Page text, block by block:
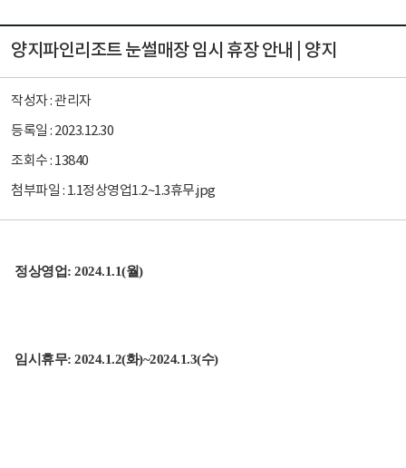
양지파인리조트 눈썰매장 임시 휴장 안내 | 양지
작성자 :관리자
등록일 : 2023.12.30
조회수 : 13840
첨부파일 : 1.1정상영업1.2~1.3휴무.jpg
정상영업: 2024.1.1(월)
임시휴무: 2024.1.2(화)~2024.1.3(수)